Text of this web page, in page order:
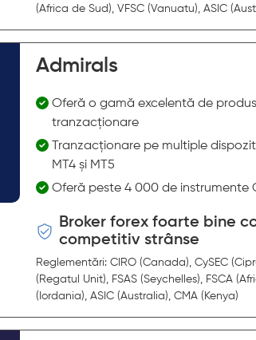
(Africa de Sud), VFSC (Vanuatu), ASIC
Admirals
Oferă o gamă excelentă de
tranzacționare
Tranzacționare pe multiple
MT4 și MT5
Oferă peste 4 000 de instrumente
Broker forex foarte bine
competitiv strânse
Reglementări: CIRO (Canada), CySEC
(Regatul Unit), FSAS (Seychelles), FSCA
(Iordania), ASIC (Australia), CMA (Kenya)